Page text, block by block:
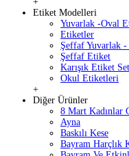
Etiket Modelleri
Yuvarlak -Oval
Etiketler
Şeffaf Yuvarlak
Şeffaf Etiket
Karışık Etiket
Okul Etiketleri
+
Diğer Ürünler
8 Mart Kadınlar
Ayna
Baskılı Kese
Bayram Harçlık